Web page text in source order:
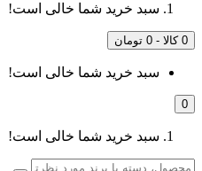
سبد خرید شما خالی است!
0 کالا - 0 تومان
سبد خرید شما خالی است!
0
سبد خرید شما خالی است!